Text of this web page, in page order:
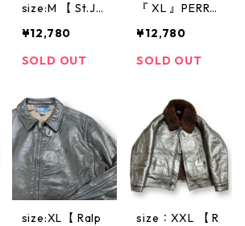
size:M 【 St.Jo
ージャケット
ブラック
¥12,780
SOLD OUT
『 XL 』PERRY
ペリー・エリス
レザージャケッ
ち襟 古着 古着
屋 高円寺 ビン
テージ n40227
¥12,780
SOLD OUT
size:XL【 Ralp
size：XXL 【 R